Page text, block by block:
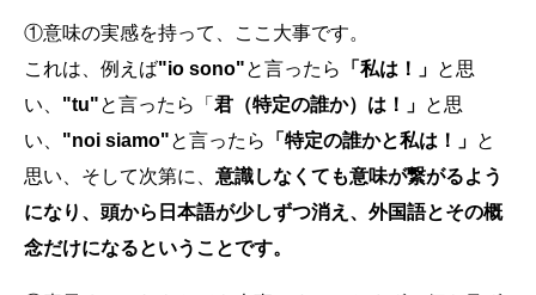
①意味の実感を持って、ここ大事です。
これは、例えば"io sono"と言ったら 「私は！」 と思
い、 "tu"と言ったら「 君（特定の誰か）は！」 と思
い、 "noi siamo"と言ったら 「特定の誰かと私は！」 と
思い、そして次第に、 意識しなくても意味が繋がるよう
になり、頭から日本語が少しずつ消え、外国語とその概
念だけになるということです。